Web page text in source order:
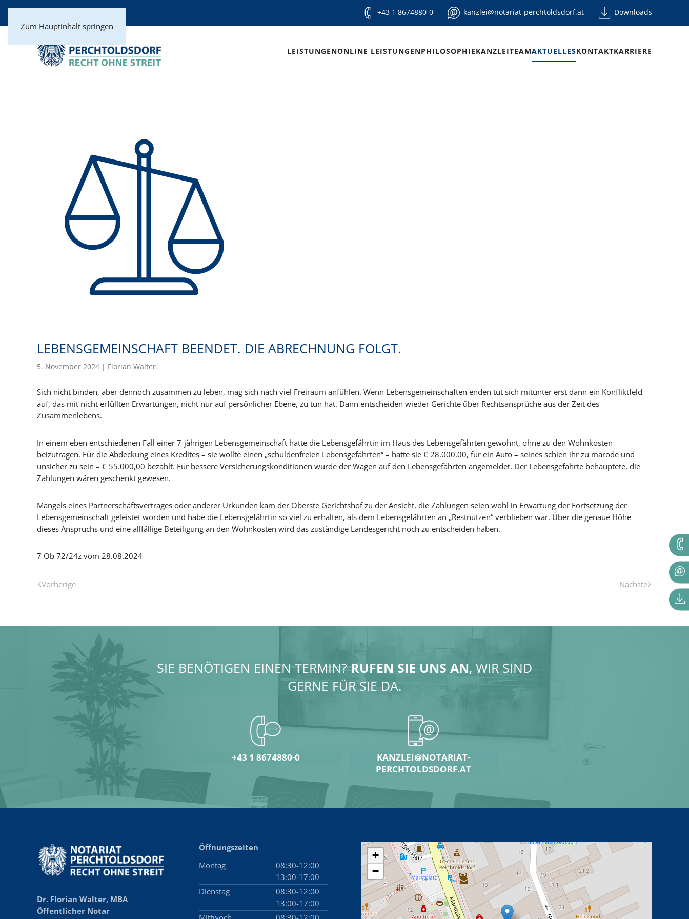
Zum Hauptinhalt springen
+43 1 8674880-0 kanzlei@notariat-perchtoldsdorf.at Downloads
LEISTUNGENONLINE LEISTUNGENPHILOSOPHIEKANZLEITEAMAKTUELLESKONTAKTKARRIERE
LEBENSGEMEINSCHAFT BEENDET. DIE ABRECHNUNG FOLGT.
5. November 2024 | Florian Walter
Sich nicht binden, aber dennoch zusammen zu leben, mag sich nach viel Freiraum anfühlen. Wenn Lebensgemeinschaften enden tut sich mitunter erst dann ein Konfliktfeld
auf, das mit nicht erfüllten Erwartungen, nicht nur auf persönlicher Ebene, zu tun hat. Dann entscheiden wieder Gerichte über Rechtsansprüche aus der Zeit des
Zusammenlebens.
In einem eben entschiedenen Fall einer 7-jährigen Lebensgemeinschaft hatte die Lebensgefährtin im Haus des Lebensgefährten gewohnt, ohne zu den Wohnkosten
beizutragen. Für die Abdeckung eines Kredites – sie wollte einen „schuldenfreien Lebensgefährten“ – hatte sie € 28.000,00, für ein Auto – seines schien ihr zu marode und
unsicher zu sein – € 55.000,00 bezahlt. Für bessere Versicherungskonditionen wurde der Wagen auf den Lebensgefährten angemeldet. Der Lebensgefährte behauptete, die
Zahlungen wären geschenkt gewesen.
Mangels eines Partnerschaftsvertrages oder anderer Urkunden kam der Oberste Gerichtshof zu der Ansicht, die Zahlungen seien wohl in Erwartung der Fortsetzung der
Lebensgemeinschaft geleistet worden und habe die Lebensgefährtin so viel zu erhalten, als dem Lebensgefährten an „Restnutzen“ verblieben war. Über die genaue Höhe
dieses Anspruchs und eine allfällige Beteiligung an den Wohnkosten wird das zuständige Landesgericht noch zu entscheiden haben.
7 Ob 72/24z vom 28.08.2024
Vorherige Nächste
SIE BENÖTIGEN EINEN TERMIN?RUFEN SIE UNS AN, WIR SIND
GERNE FÜR SIE DA.
+43 1 8674880-0
KANZLEI@NOTARIAT-
PERCHTOLDSDORF.AT
Dr. Florian Walter, MBA
Öffentlicher Notar
Öffnungszeiten
Montag
08:30-12:00
13:00-17:00
Dienstag
08:30-12:00
13:00-17:00
+
−